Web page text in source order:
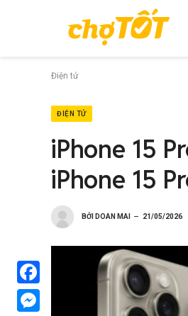
Điện tử
ĐIỆN TỬ
iPhone 15
iPhone 15
BỞI DOAN MAI 21/05/2026
Facebook